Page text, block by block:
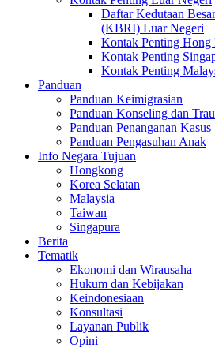
Daftar Kedutaan
(KBRI) Luar Negeri
Kontak Penting Hong
Kontak Penting
Kontak Penting
Panduan
Panduan Keimigrasian
Panduan Konseling dan
Panduan Penanganan Kasus
Panduan Pengasuhan Anak
Info Negara Tujuan
Hongkong
Korea Selatan
Malaysia
Taiwan
Singapura
Berita
Tematik
Ekonomi dan Wirausaha
Hukum dan Kebijakan
Keindonesiaan
Konsultasi
Layanan Publik
Opini